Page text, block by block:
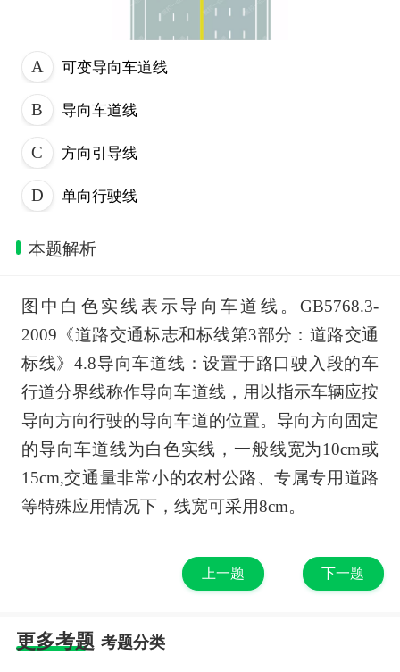
可变导向车道线
导向车道线
方向引导线
单向行驶线
本题解析
图中白色实线表示导向车道线。GB5768.3-
2009《道路交通标志和标线第3部分：道路交通
标线》4.8导向车道线：设置于路口驶入段的车
行道分界线称作导向车道线，用以指示车辆应按
导向方向行驶的导向车道的位置。导向方向固定
的导向车道线为白色实线，一般线宽为10cm或
15cm,交通量非常小的农村公路、专属专用道路
等特殊应用情况下，线宽可采用8cm。
上一题 下一题
更多考题 考题分类